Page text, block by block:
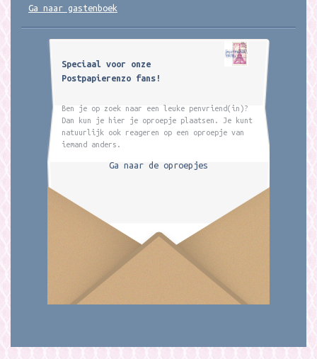
Ga naar gastenboek
Speciaal voor onze
Postpapierenzo fans!
Ben je op zoek naar een leuke penvriend(in)?
Dan kun je hier je oproepje plaatsen. Je kunt
natuurlijk ook reageren op een oproepje van
iemand anders.
Ga naar de oproepjes